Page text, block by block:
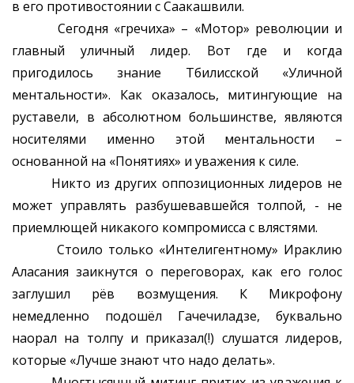
в его противостоянии с Саакашвили.
Сегодня «гречиха» – «Мотор» революции и
главный уличный лидер. Вот где и когда
пригодилось знание Тбилисской «Уличной
ментальности». Как оказалось, митингующие на
руставели, в абсолютном большинстве, являются
носителями именно этой ментальности –
основанной на «Понятиях» и уважения к силе.
Никто из других оппозиционных лидеров не
может управлять разбушевавшейся толпой, - не
приемлющей никакого компромисса с влястями.
Стоило только «Интелигентному» Ираклию
Аласания заикнутся о переговорах, как его голос
заглушил рёв возмущения. К Микрофону
немедленно подошёл Гачечиладзе, буквально
наорал на толпу и приказал(!) слушатся лидеров,
которые «Лучше знают что надо делать».